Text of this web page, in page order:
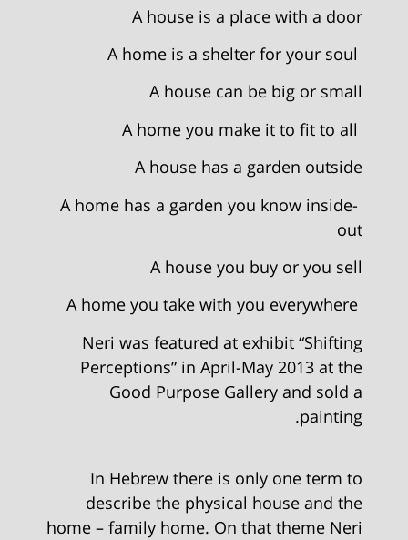
A house is a place with a door
A house can be big or small
A house has a garden outside
A home has a garden you know inside-
out
A house you buy or you sell
Neri was featured at exhibit “Shifting
Perceptions” in April-May 2013 at the
Good Purpose Gallery and sold a
painting.
In Hebrew there is only one term to
describe the physical house and the
home – family home. On that theme Neri